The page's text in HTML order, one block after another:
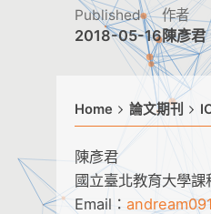
Published
2018-05-16
作者
陳彥君
Home 論文期刊
陳彥君
國立臺北教育大學
Email：